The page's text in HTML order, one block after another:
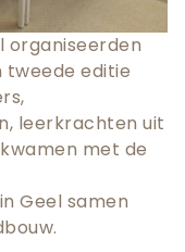
organiseerden
tweede editie
leerkrachten uit
met de
Geel samen